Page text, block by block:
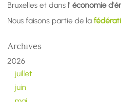
Bruxelles et dans l' économie
Nous faisons partie de la
Archives
2026
juillet
juin